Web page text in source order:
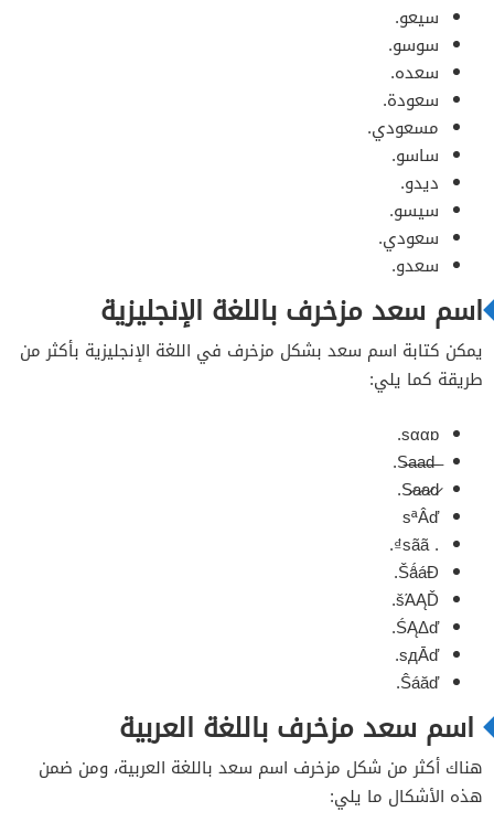
سيعو.
سوسو.
سعده.
سعودة.
مسعودي.
ساسو.
ديدو.
سيسو.
سعودي.
سعدو.
اسم سعد مزخرف باللغة الإنجليزية
يمكن كتابة اسم سعد بشكل مزخرف في اللغة الإنجليزية بأكثر من
طريقة كما يلي:
sααɒ.
̶S̶a̶a̶d̶.
S̷a̷a̷d̷.
sªÂď
. sãã₫.
ŠǻáÐ.
šΆĄĎ.
ŚĄΔď.
sдĀď.
Ŝáăď.
اسم سعد مزخرف باللغة العربية
هناك أكثر من شكل مزخرف اسم سعد باللغة العربية، ومن ضمن
هذه الأشكال ما يلي: